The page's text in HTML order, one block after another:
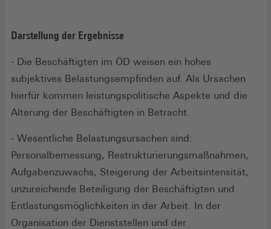
Darstellung der Ergebnisse
- Die Beschäftigten im ÖD weisen ein hohes
subjektives Belastungsempfinden auf. Als Ursachen
hierfür kommen leistungspolitische Aspekte und die
Alterung der Beschäftigten in Betracht.
- Wesentliche Belastungsursachen sind:
Personalbemessung, Restrukturierungsmaßnahmen,
Aufgabenzuwachs, Steigerung der Arbeitsintensität,
unzureichende Beteiligung der Beschäftigten und
Entlastungsmöglichkeiten in der Arbeit. In der
Organisation der Dienststellen und der